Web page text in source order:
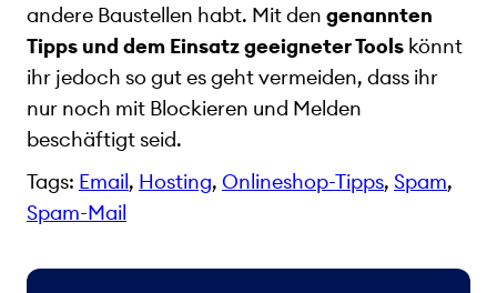
andere Baustellen habt. Mit den genannten
Tipps und dem Einsatz geeigneter Tools könnt
ihr jedoch so gut es geht vermeiden, dass ihr
nur noch mit Blockieren und Melden
beschäftigt seid.
Tags: Email, Hosting, Onlineshop-Tipps, Spam
Spam-Mail